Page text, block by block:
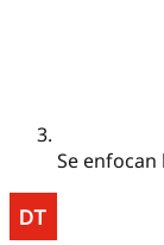
Se enfocan